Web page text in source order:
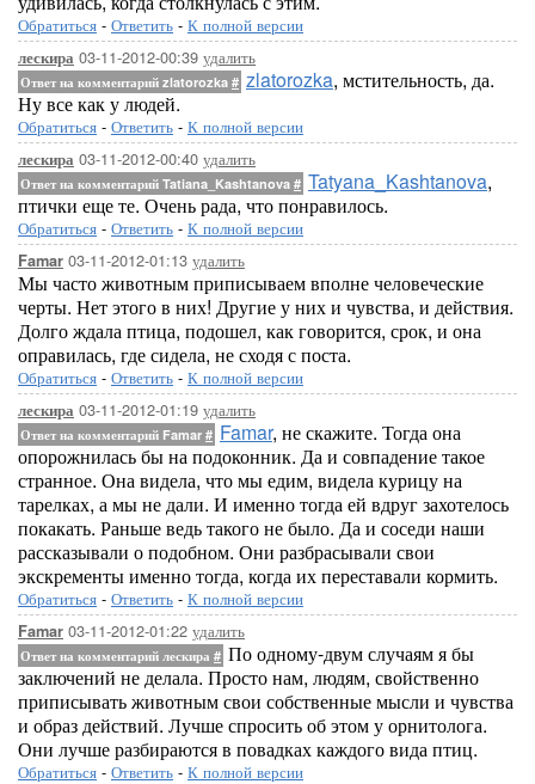
Обратиться - Ответить - К полной версии
лескира 03-11-2012-00:39 удалить
Ответ на комментарий zlatorozka # zlatorozka, мстительность, да.
Ну все как у людей.
Обратиться - Ответить - К полной версии
лескира 03-11-2012-00:40 удалить
Ответ на комментарий Tatiana_Kashtanova # Tatyana_Kashtanova,
птички еще те. Очень рада, что понравилось.
Обратиться - Ответить - К полной версии
Famar 03-11-2012-01:13 удалить
Мы часто животным приписываем вполне человеческие
черты. Нет этого в них! Другие у них и чувства, и действия.
Долго ждала птица, подошел, как говорится, срок, и она
оправилась, где сидела, не сходя с поста.
Обратиться - Ответить - К полной версии
лескира 03-11-2012-01:19 удалить
Ответ на комментарий Famar # Famar, не скажите. Тогда она
опорожнилась бы на подоконник. Да и совпадение такое
странное. Она видела, что мы едим, видела курицу на
тарелках, а мы не дали. И именно тогда ей вдруг захотелось
покакать. Раньше ведь такого не было. Да и соседи наши
рассказывали о подобном. Они разбрасывали свои
экскременты именно тогда, когда их переставали кормить.
Обратиться - Ответить - К полной версии
Famar 03-11-2012-01:22 удалить
Ответ на комментарий лескира # По одному-двум случаям я бы
заключений не делала. Просто нам, людям, свойственно
приписывать животным свои собственные мысли и чувства
и образ действий. Лучше спросить об этом у орнитолога.
Они лучше разбираются в повадках каждого вида птиц.
Обратиться - Ответить - К полной версии